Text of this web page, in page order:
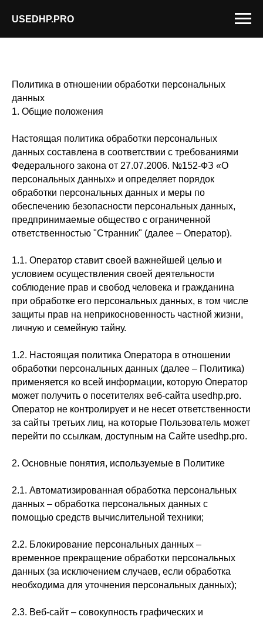
USEDHP.PRO
Политика в отношении обработки персональных
данных
1. Общие положения
Настоящая политика обработки персональных
данных составлена в соответствии с требованиями
Федерального закона от 27.07.2006. №152-ФЗ «О
персональных данных» и определяет порядок
обработки персональных данных и меры по
обеспечению безопасности персональных данных,
предпринимаемые общество с ограниченной
ответственностью "Странник" (далее – Оператор).
1.1. Оператор ставит своей важнейшей целью и
условием осуществления своей деятельности
соблюдение прав и свобод человека и гражданина
при обработке его персональных данных, в том числе
защиты прав на неприкосновенность частной жизни,
личную и семейную тайну.
1.2. Настоящая политика Оператора в отношении
обработки персональных данных (далее – Политика)
применяется ко всей информации, которую Оператор
может получить о посетителях веб-сайта usedhp.pro.
Оператор не контролирует и не несет ответственности
за сайты третьих лиц, на которые Пользователь может
перейти по ссылкам, доступным на Сайте usedhp.pro.
2. Основные понятия, используемые в Политике
2.1. Автоматизированная обработка персональных
данных – обработка персональных данных с
помощью средств вычислительной техники;
2.2. Блокирование персональных данных –
временное прекращение обработки персональных
данных (за исключением случаев, если обработка
необходима для уточнения персональных данных);
2.3. Веб-сайт – совокупность графических и